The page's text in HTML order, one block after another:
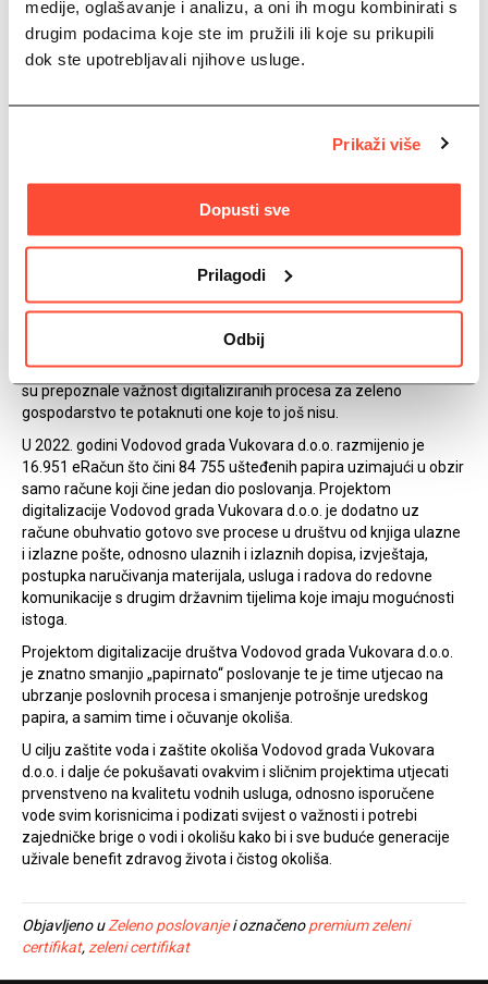
medije, oglašavanje i analizu, a oni ih mogu kombinirati s
drugim podacima koje ste im pružili ili koje su prikupili
dok ste upotrebljavali njihove usluge.
Prikaži više
Dopusti sve
Prilagodi
Odbij
ekološku osviještenost i
društveno odgovorno
poslovanje
zelenog certifikata u 2021. godini – priznanja za digitalnu i
Premium zelenog certifikata. Riječ je o priznanju koje dodjeljuje
servis mojeRačun u svrhu promoviranja društveno odgovornog
predstavlja krunu aktivnosti koje ovaj informacijski posrednik
provodi s ciljem popularizacije bespapirnog poslovanja i poticanja
zaposlenicima, partnerima i korisnicima. Dodjelom Premium
zelenog certifikata želi se istaknuti sve one tvrtke i institucije koje
su prepoznale važnost digitaliziranih procesa za zeleno
gospodarstvo te potaknuti one koje to još nisu.
U 2022. godini Vodovod grada Vukovara d.o.o. razmijenio je
16.951 eRačun što čini 84 755 ušteđenih papira uzimajući u obzir
samo račune koji čine jedan dio poslovanja. Projektom
digitalizacije Vodovod grada Vukovara d.o.o. je dodatno uz
račune obuhvatio gotovo sve procese u društvu od knjiga ulazne
i izlazne pošte, odnosno ulaznih i izlaznih dopisa, izvještaja,
postupka naručivanja materijala, usluga i radova do redovne
komunikacije s drugim državnim tijelima koje imaju mogućnosti
istoga.
Projektom digitalizacije društva Vodovod grada Vukovara d.o.o.
je znatno smanjio „papirnato“ poslovanje te je time utjecao na
ubrzanje poslovnih procesa i smanjenje potrošnje uredskog
papira, a samim time i očuvanje okoliša.
U cilju zaštite voda i zaštite okoliša Vodovod grada Vukovara
d.o.o. i dalje će pokušavati ovakvim i sličnim projektima utjecati
prvenstveno na kvalitetu vodnih usluga, odnosno isporučene
vode svim korisnicima i podizati svijest o važnosti i potrebi
zajedničke brige o vodi i okolišu kako bi i sve buduće generacije
uživale benefit zdravog života i čistog okoliša.
Objavljeno uZeleno poslovanjei označenopremium zeleni
certifikat,zeleni certifikat